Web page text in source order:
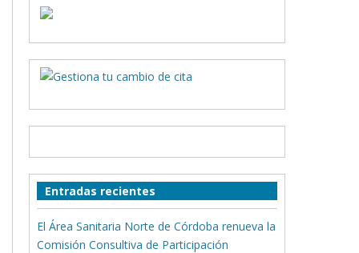
Entradas recientes
El Área Sanitaria Norte de Córdoba renueva la
Comisión Consultiva de Participación